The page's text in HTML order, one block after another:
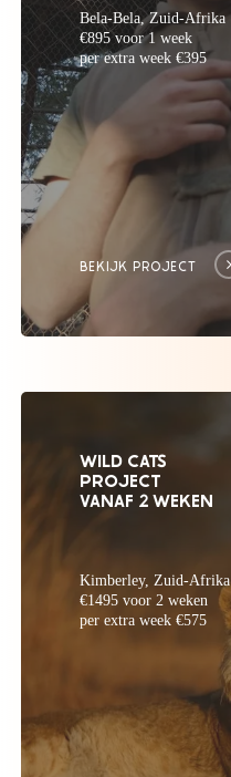
Bela-Bela, Zuid-Afrika
€895 voor 1 week
per extra week €395
BEKIJK PROJECT
WILD CATS
PROJECT
VANAF 2 WEKEN
Kimberley, Zuid-Afrika
€1495 voor 2 weken
per extra week €575